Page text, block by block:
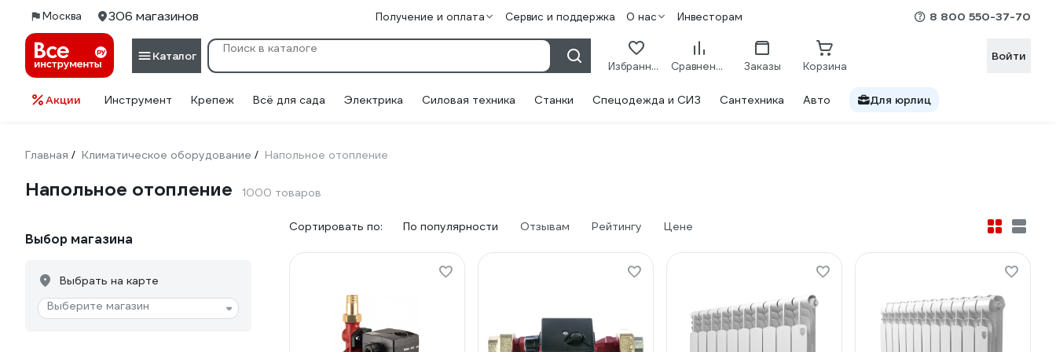
Москва 306 магазинов Получение и оплата Сервис и поддержка О нас Инвесторам 8 800 550-37-70
Каталог
Избранное Сравнение Заказы Корзина
Войти
Акции Инструмент Крепеж Всё для сада Электрика Силовая техника Станки Спецодежда и СИЗ Сантехника Авто Для юрлиц
Главная / Климатическое оборудование / Напольное отопление
Напольное отопление 1000 товаров
Выбор магазина
Выбрать на карте
Выберите магазин
Сортировать по: По популярности Отзывам Рейтингу Цене